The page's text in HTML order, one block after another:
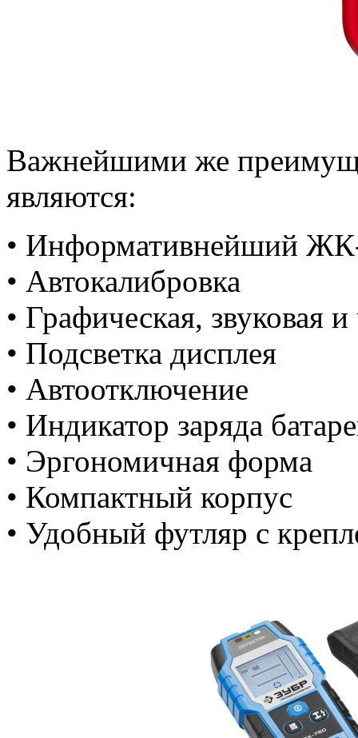
Важнейшими же
являются:
• Информативнейший
• Автокалибровка
• Графическая, звуковая
• Подсветка дисплея
• Автоотключение
• Индикатор заряда
• Эргономичная форма
• Компактный корпус
• Удобный футляр с